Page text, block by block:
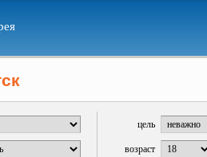
цель
возраст